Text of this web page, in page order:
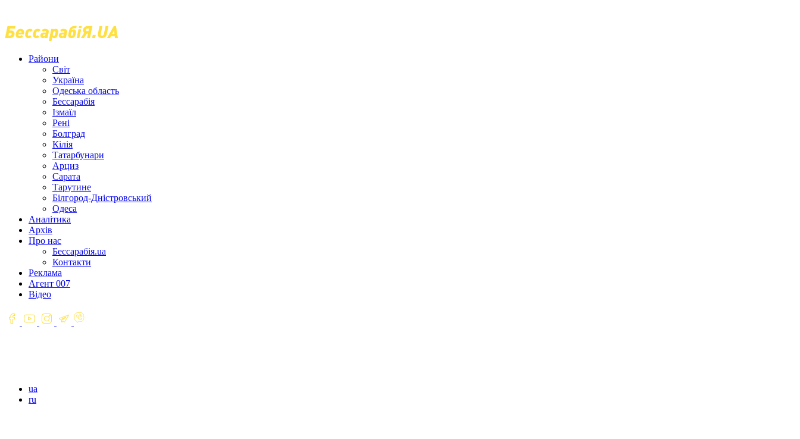
Райони
Світ
Україна
Одеська область
Бессарабія
Ізмаїл
Рені
Болград
Кілія
Татарбунари
Арциз
Сарата
Тарутине
Білгород-Дністровський
Одеса
Аналітика
Архів
Про нас
Бессарабія.ua
Контакти
Реклама
Агент 007
Відео
ua
ru